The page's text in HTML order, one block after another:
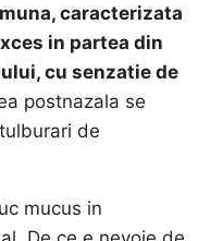
caracterizata
in partea din
cu senzatie de
postnazala se
de
mucus in